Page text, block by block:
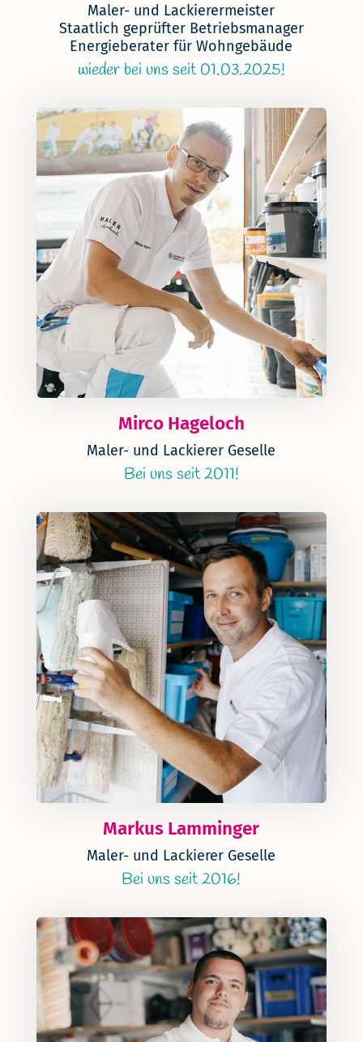
Maler- und Lackierermeister
Staatlich geprüfter Betriebsmanager
Energieberater für Wohngebäude
wieder bei uns seit 01.03.2025!
Mirco Hageloch
Maler- und Lackierer Geselle
Bei uns seit 2011!
Markus Lamminger
Maler- und Lackierer Geselle
Bei uns seit 2016!